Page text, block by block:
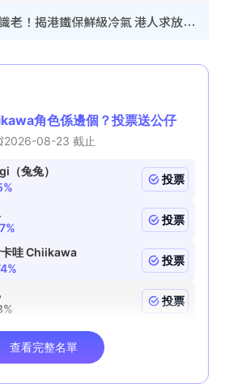
內地客歎港人唔識老！揭港鐵保鮮級冷氣 港人求放過：咪投訴